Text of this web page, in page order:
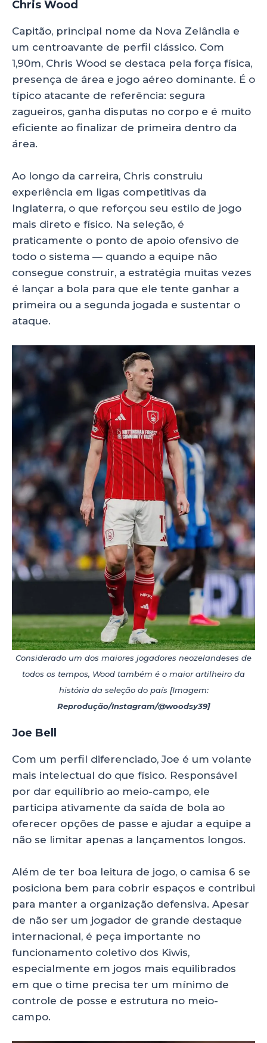
Chris Wood
Capitão, principal nome da Nova Zelândia e
um centroavante de perfil clássico. Com
1,90m, Chris Wood se destaca pela força física,
presença de área e jogo aéreo dominante. É o
típico atacante de referência: segura
zagueiros, ganha disputas no corpo e é muito
eficiente ao finalizar de primeira dentro da
área.
Ao longo da carreira, Chris construiu
experiência em ligas competitivas da
Inglaterra, o que reforçou seu estilo de jogo
mais direto e físico. Na seleção, é
praticamente o ponto de apoio ofensivo de
todo o sistema — quando a equipe não
consegue construir, a estratégia muitas vezes
é lançar a bola para que ele tente ganhar a
primeira ou a segunda jogada e sustentar o
ataque.
Considerado um dos maiores jogadores neozelandeses de
todos os tempos, Wood também é o maior artilheiro da
história da seleção do país [Imagem:
Reprodução/Instagram/@woodsy39]
Joe Bell
Com um perfil diferenciado, Joe é um volante
mais intelectual do que físico. Responsável
por dar equilíbrio ao meio-campo, ele
participa ativamente da saída de bola ao
oferecer opções de passe e ajudar a equipe a
não se limitar apenas a lançamentos longos.
Além de ter boa leitura de jogo, o camisa 6 se
posiciona bem para cobrir espaços e contribui
para manter a organização defensiva. Apesar
de não ser um jogador de grande destaque
internacional, é peça importante no
funcionamento coletivo dos Kiwis,
especialmente em jogos mais equilibrados
em que o time precisa ter um mínimo de
controle de posse e estrutura no meio-
campo.